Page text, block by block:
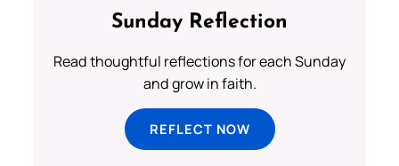
Sunday Reflection
Read thoughtful reflections for each Sunday
and grow in faith.
REFLECT NOW